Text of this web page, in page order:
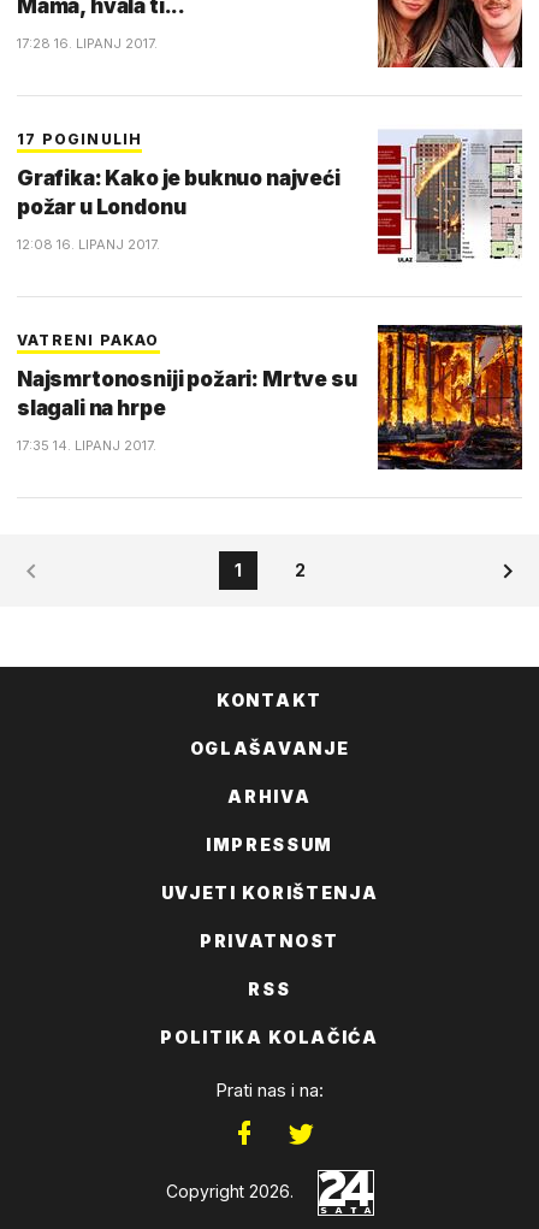
Mama, hvala ti...
17:28 16. LIPANJ 2017.
17 POGINULIH
Grafika: Kako je buknuo najveći
požar u Londonu
12:08 16. LIPANJ 2017.
VATRENI PAKAO
Najsmrtonosniji požari: Mrtve su
slagali na hrpe
17:35 14. LIPANJ 2017.
1 2
KONTAKT
OGLAŠAVANJE
ARHIVA
IMPRESSUM
UVJETI KORIŠTENJA
PRIVATNOST
RSS
POLITIKA KOLAČIĆA
Prati nas i na:
Copyright 2026.